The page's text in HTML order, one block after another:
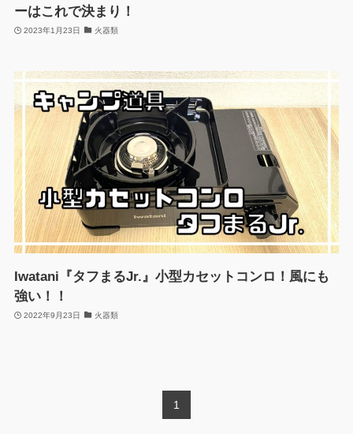
ーはこれで決まり！
2023年1月23日 火器類
Iwatani『タフまるJr.』小型カセットコンロ！風にも
強い！！
2022年9月23日 火器類
1